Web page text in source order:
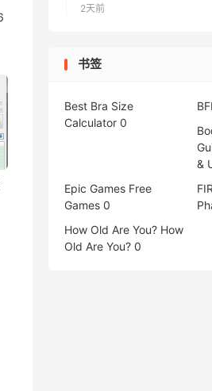
2天前
书签
Best Bra Size
Calculator 0
&
Epic Games Free
Games 0
How Old Are You? How
Old Are You? 0